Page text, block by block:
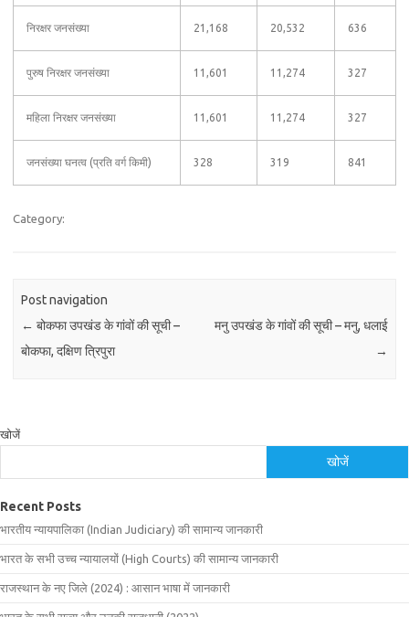
निरक्षर जनसंख्या 21,168 20,532 636
पुरुष निरक्षर जनसंख्या 11,601 11,274 327
महिला निरक्षर जनसंख्या 11,601 11,274 327
जनसंख्या घनत्व (प्रति वर्ग किमी) 328 319 841
Category:
Post navigation
← बोकफा उपखंड के गांवों की सूची –
बोकफा, दक्षिण त्रिपुरा
मनु उपखंड के गांवों की सूची – मनु, धलाई
→
खोजें
खोजें
Recent Posts
भारतीय न्यायपालिका (Indian Judiciary) की सामान्य जानकारी
भारत के सभी उच्च न्यायालयों (High Courts) की सामान्य जानकारी
राजस्थान के नए जिले (2024) : आसान भाषा में जानकारी